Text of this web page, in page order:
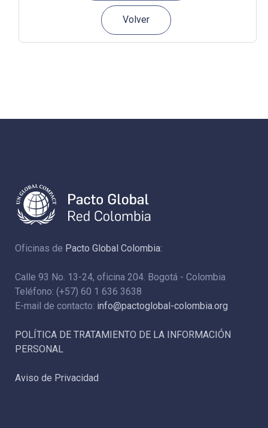
Volver
Oficinas de Pacto Global Colombia:
Calle 93 No. 13-24, oficina 204. Bogotá - Colombia
Teléfono: (+57) 60 1 636 3638
E-mail de contacto: info@pactoglobal-colombia.org
POLÍTICA DE TRATAMIENTO DE LA INFORMACIÓN
PERSONAL
Aviso de Privacidad